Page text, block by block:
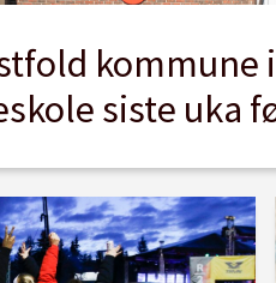
kommune
siste uka